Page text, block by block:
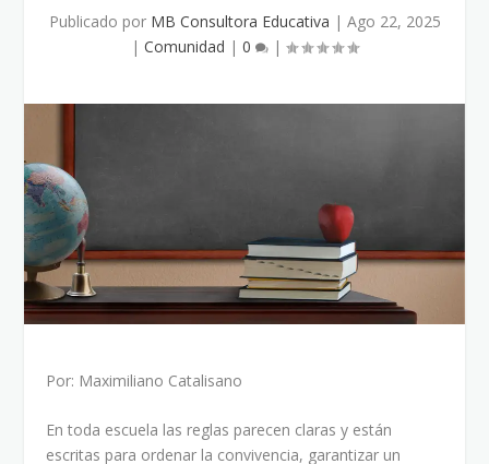
Publicado por MB Consultora Educativa | Ago 22, 2025
| Comunidad | 0 |
Por: Maximiliano Catalisano
En toda escuela las reglas parecen claras y están
escritas para ordenar la convivencia, garantizar un